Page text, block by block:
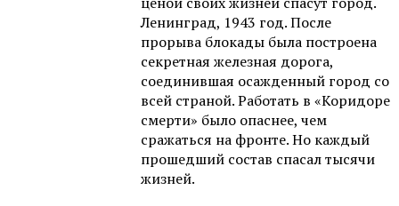
Ленинград, 1943 год. После
прорыва блокады была построена
секретная железная дорога,
соединившая осажденный город со
всей страной. Работать в «Коридоре
смерти» было опаснее, чем
сражаться на фронте. Но каждый
прошедший состав спасал тысячи
жизней.